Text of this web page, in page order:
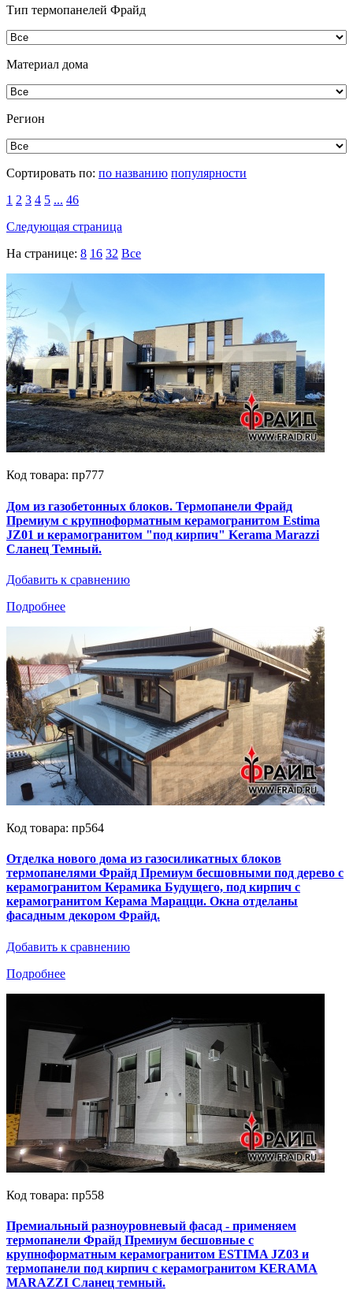
Тип термопанелей Фрайд
Материал дома
Регион
Сортировать по: по названию популярности
1 2 3 4 5 ... 46
Следующая страница
На странице: 8 16 32 Все
Код товара: пр777
Дом из газобетонных блоков. Термопанели Фрайд
Премиум с крупноформатным керамогранитом Estima
JZ01 и керамогранитом "под кирпич" Kerama Marazzi
Сланец Темный.
Добавить к сравнению
Подробнее
Код товара: пр564
Отделка нового дома из газосиликатных блоков
термопанелями Фрайд Премиум бесшовными под дерево с
керамогранитом Керамика Будущего, под кирпич с
керамогранитом Керама Марацци. Окна отделаны
фасадным декором Фрайд.
Добавить к сравнению
Подробнее
Код товара: пр558
Премиальный разноуровневый фасад - применяем
термопанели Фрайд Премиум бесшовные с
крупноформатным керамогранитом ESTIMA JZ03 и
термопанели под кирпич с керамогранитом KERAMA
MARAZZI Сланец темный.